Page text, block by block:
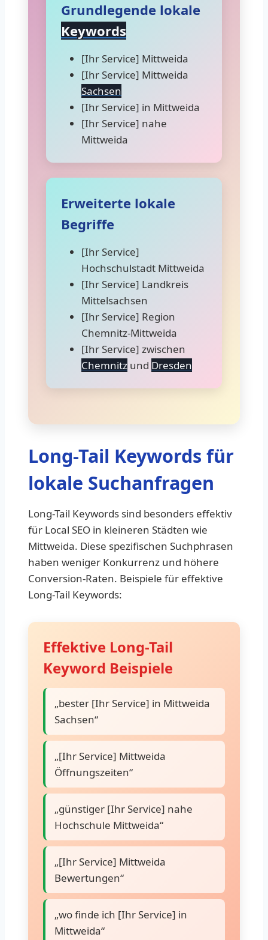
Grundlegende lokale
Keywords
[Ihr Service] Mittweida
[Ihr Service] Mittweida
Sachsen
[Ihr Service] in Mittweida
[Ihr Service] nahe
Mittweida
Erweiterte lokale
Begriffe
[Ihr Service]
Hochschulstadt Mittweida
[Ihr Service] Landkreis
Mittelsachsen
[Ihr Service] Region
Chemnitz-Mittweida
[Ihr Service] zwischen
Chemnitz und Dresden
Long-Tail Keywords für
lokale Suchanfragen
Long-Tail Keywords sind besonders effektiv
für Local SEO in kleineren Städten wie
Mittweida. Diese spezifischen Suchphrasen
haben weniger Konkurrenz und höhere
Conversion-Raten. Beispiele für effektive
Long-Tail Keywords:
Effektive Long-Tail
Keyword Beispiele
„bester [Ihr Service] in Mittweida
Sachsen“
„[Ihr Service] Mittweida
Öffnungszeiten“
„günstiger [Ihr Service] nahe
Hochschule Mittweida“
„[Ihr Service] Mittweida
Bewertungen“
„wo finde ich [Ihr Service] in
Mittweida“